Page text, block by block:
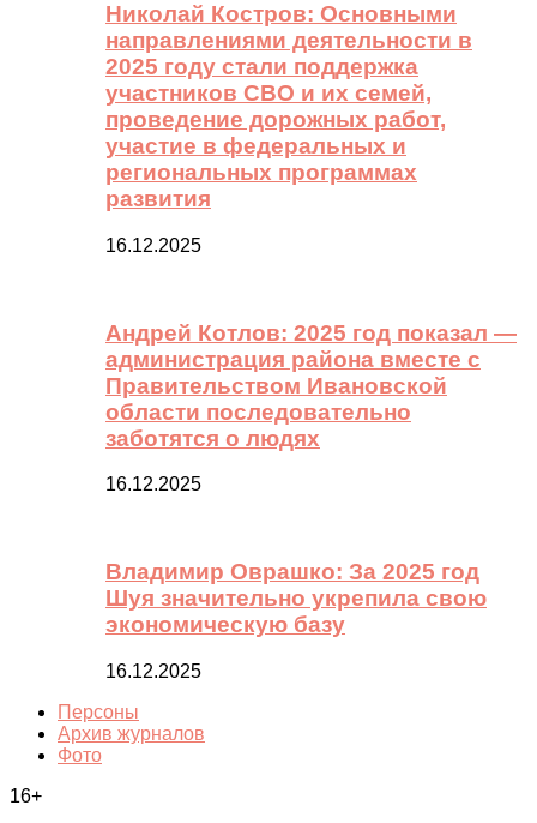
Николай Костров: Основными
направлениями деятельности в
2025 году стали поддержка
участников СВО и их семей,
проведение дорожных работ,
участие в федеральных и
региональных программах
развития
16.12.2025
Андрей Котлов: 2025 год показал —
администрация района вместе с
Правительством Ивановской
области последовательно
заботятся о людях
16.12.2025
Владимир Оврашко: За 2025 год
Шуя значительно укрепила свою
экономическую базу
16.12.2025
Персоны
Архив журналов
Фото
16+